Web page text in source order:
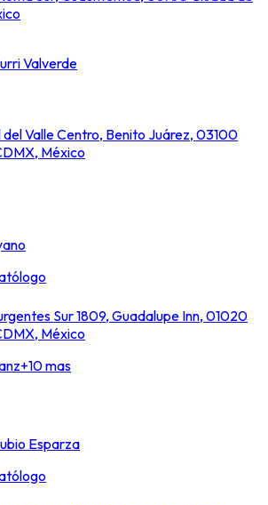
Valverde
Valle Centro, Benito Juárez, 03100
México
Sur 1809, Guadalupe Inn, 01020
México
+10 mas
Esparza